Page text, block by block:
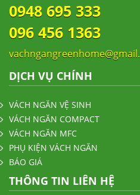
0948 695 333
096 456 1363
DỊCH VỤ CHÍNH
VÁCH NGĂN VỆ SINH
VÁCH NGĂN COMPACT
VÁCH NGĂN MFC
PHỤ KIỆN VÁCH NGĂN
BÁO GIÁ
THÔNG TIN LIÊN HỆ